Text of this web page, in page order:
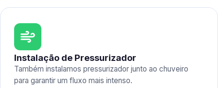
Instalação de Pressurizador
Também instalamos pressurizador junto ao chuveiro
para garantir um fluxo mais intenso.